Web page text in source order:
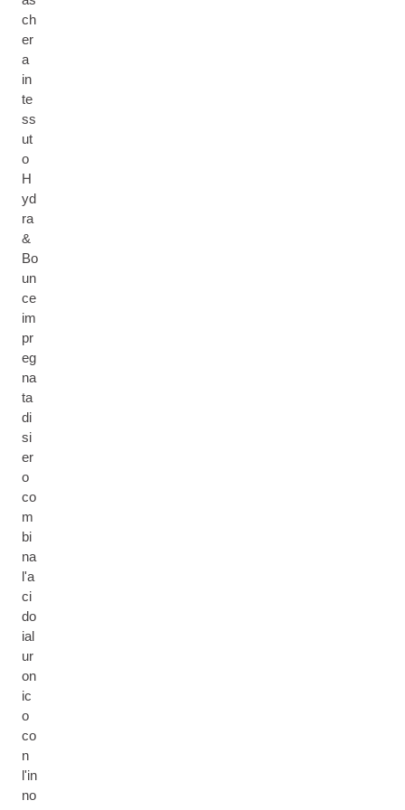
ch
er
a
in
te
ss
ut
o
H
yd
ra
&
Bo
un
ce
im
pr
eg
na
ta
di
si
er
o
co
m
bi
na
l'a
ci
do
ial
ur
on
ic
o
co
n
l'in
no